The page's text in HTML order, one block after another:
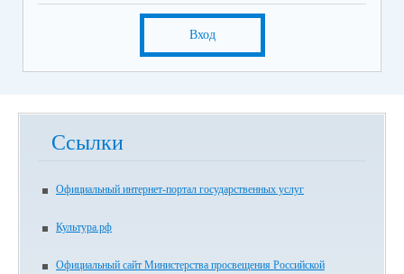
Вход
Ссылки
Официальный интернет-портал государственных услуг
Культура.рф
Официальный сайт Министерства просвещения Российской